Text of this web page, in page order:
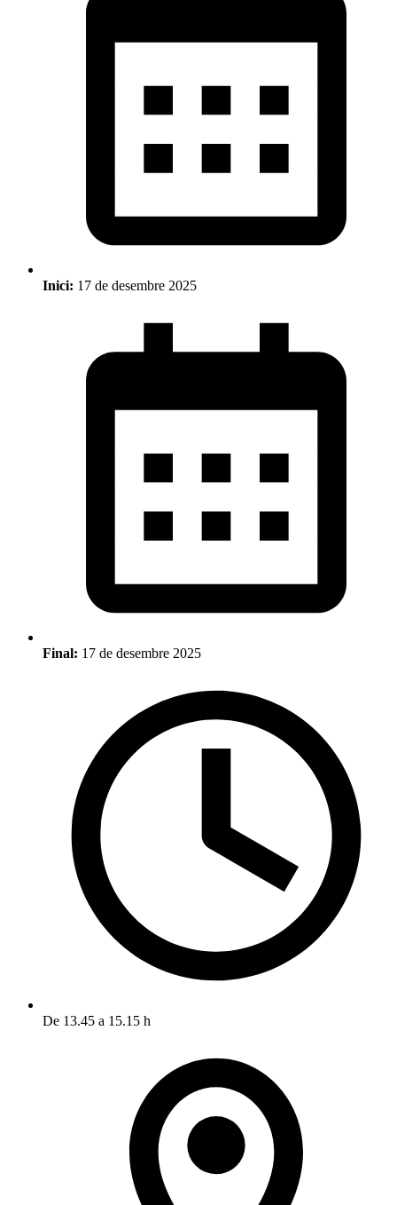
Inici: 17 de desembre 2025
Final: 17 de desembre 2025
De 13.45 a 15.15 h